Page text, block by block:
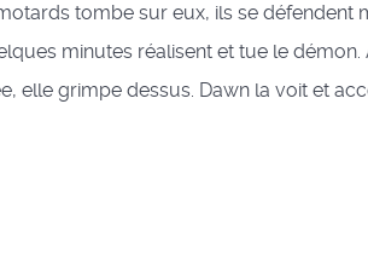
tombe sur eux, ils se défendent
minutes réalisent et tue le démon.
elle grimpe dessus. Dawn la voit et